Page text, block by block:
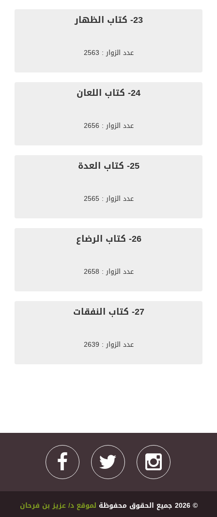
23- كتاب الظهار
عدد الزوار : 2563
24- كتاب اللعان
عدد الزوار : 2656
25- كتاب العدة
عدد الزوار : 2565
26- كتاب الرضاع
عدد الزوار : 2658
27- كتاب النفقات
عدد الزوار : 2639
© 2026 ﺟﻤﻴﻊ اﻟﺤﻘﻮﻕ ﻣﺤﻔﻮﻇﺔ ﻟﻤﻮﻗﻊ ﺩ/ ﻋﺰﻳﺰ ﺑﻦ ﻓﺮﺣﺎﻥ